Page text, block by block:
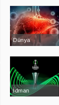
Dünya
İdman